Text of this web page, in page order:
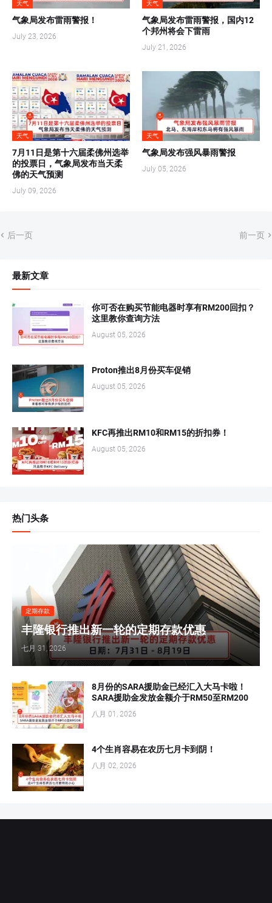
天气
气象局发布雷雨警报！
July 23, 2026
天气
气象局发布雷雨警报，国内12
个邦州将会下雷雨
July 21, 2026
天气
7月11日是第十六届柔佛州选举
的投票日，气象局发布当天柔
佛的天气预测
July 09, 2026
天气
气象局发布强风暴雨警报
July 05, 2026
后一页 前一页
最新文章
你可否在购买节能电器时享有RM200回扣？
这里教你查询方法
August 05, 2026
Proton推出8月份买车促销
August 05, 2026
KFC再推出RM10和RM15的折扣券！
August 05, 2026
热门头条
定期存款
丰隆银行推出新一轮的定期存款优惠
七月 31, 2026
8月份的SARA援助金已经汇入大马卡啦！
SARA援助金发放金额介于RM50至RM200
八月 01, 2026
4个生肖容易在农历七月卡到阴！
八月 02, 2026